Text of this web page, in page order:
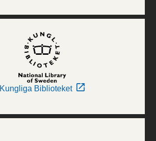
Kungliga Biblioteket